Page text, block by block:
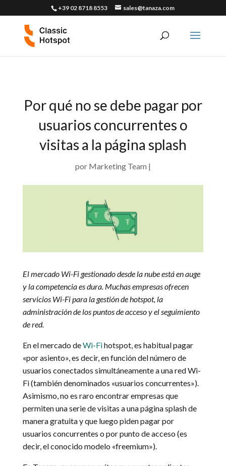
+39 02 8718 8553 sales@tanaza.com
Por qué no se debe pagar por
usuarios concurrentes o
visitas a la página splash
por Marketing Team
El mercado Wi-Fi gestionado desde la nube está en auge
y la competencia es dura. Muchas empresas ofrecen
servicios Wi-Fi para la gestión de hotspot, la
administración de los puntos de acceso y el seguimiento
de red.
En el mercado deWi-Fihotspot, es habitual pagar
«por asiento», es decir, en función del número de
usuarios conectados simultáneamente a una red Wi-
Fi (también denominados «usuarios concurrentes»).
Asimismo, no es raro encontrar empresas que
permiten una serie de visitas a una página splash de
manera gratuita y que luego piden pagar por
usuarios concurrentes o por punto de acceso (es
decir, el conocido modelo «freemium»).